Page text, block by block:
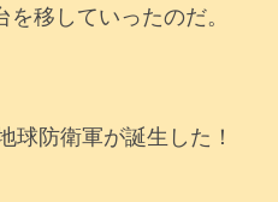
移していったのだ。
球防衛軍が誕生した！